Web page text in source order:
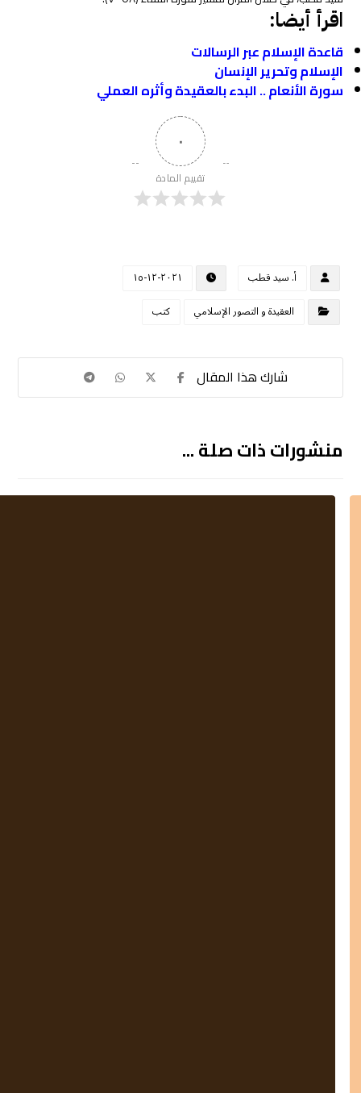
اقرأ أيضا:
قاعدة الإسلام عبر الرسالات
الإسلام وتحرير الإنسان
سورة الأنعام .. البدء بالعقيدة وأثره العملي
٠
تقييم المادة
أ. سيد قطب
٢٠٢١-١٢-١٥
العقيدة و التصور الإسلامي
كتب
منشورات ذات صلة ...